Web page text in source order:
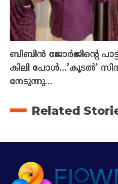
ബിബിൻ ജോർജിന്റെ
കിലി പോൾ…’കൂടൽ’
നേടുന്നു…
Related